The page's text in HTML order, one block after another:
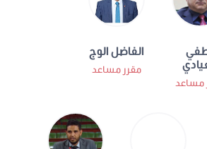
الفاضل الوج
مقرر مساعد